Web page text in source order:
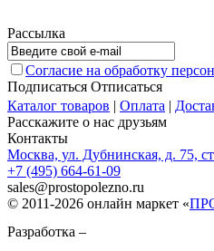
Рассылка
Согласие на обработку
Подписаться Отписаться
Каталог товаров | Оплата |
Расскажите о нас друзьям
Контакты
Москва, ул. Дубнинская, д. 75,
+7 (495) 664-61-09
sales@prostopolezno.ru
© 2011-2026 онлайн маркет «
Разработка –